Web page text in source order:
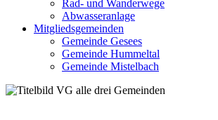
Rad- und Wanderwege
Abwasseranlage
Mitgliedsgemeinden
Gemeinde Gesees
Gemeinde Hummeltal
Gemeinde Mistelbach